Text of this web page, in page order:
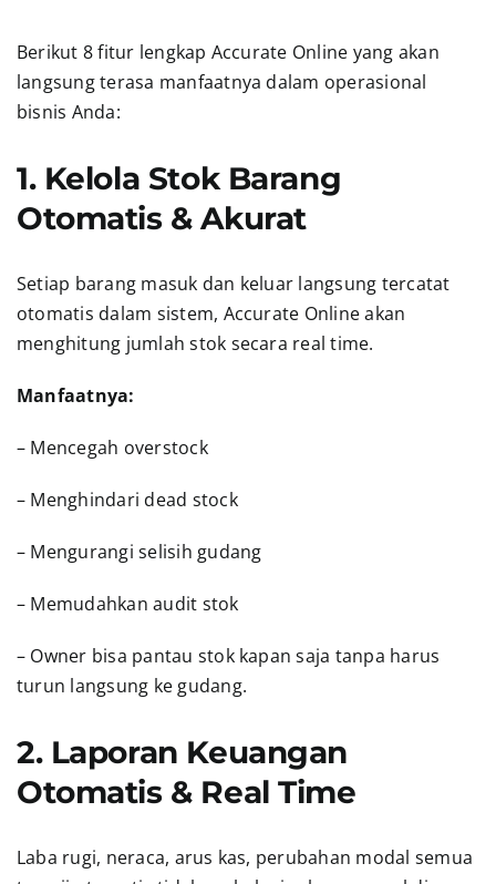
Berikut 8 fitur lengkap Accurate Online yang akan
langsung terasa manfaatnya dalam operasional
bisnis Anda:
1. Kelola Stok Barang
Otomatis & Akurat
Setiap barang masuk dan keluar langsung tercatat
otomatis dalam sistem, Accurate Online akan
menghitung jumlah stok secara real time.
Manfaatnya:
– Mencegah overstock
– Menghindari dead stock
– Mengurangi selisih gudang
– Memudahkan audit stok
– Owner bisa pantau stok kapan saja tanpa harus
turun langsung ke gudang.
2. Laporan Keuangan
Otomatis & Real Time
Laba rugi, neraca, arus kas, perubahan modal semua